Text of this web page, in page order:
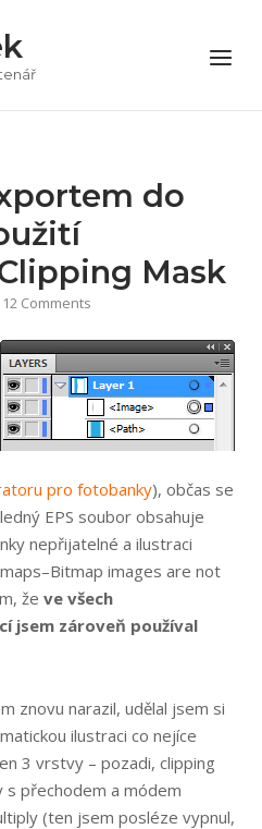
Menu
do
Mask
12 Comments
pro fotobanky), občas se
EPS soubor obsahuje
nepřijatelné a ilustraci
images are not
že ve všech
jsem zároveň používal
znovu narazil, udělal jsem si
ilustraci co nejíce
3 vrstvy – pozadi, clipping
s přechodem a módem
(ten jsem posléze vypnul,